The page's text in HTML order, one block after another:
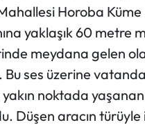
Horoba
yaklaşık 60 metre
meydana gelen
ses üzerine
yakın noktada
Düşen aracın